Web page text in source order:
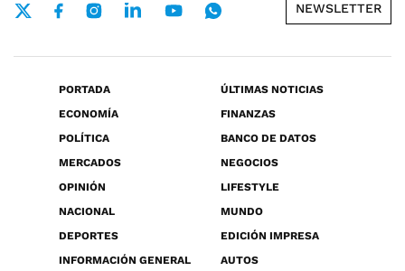
NEWSLETTER
PORTADA
ÚLTIMAS NOTICIAS
ECONOMÍA
FINANZAS
POLÍTICA
BANCO DE DATOS
MERCADOS
NEGOCIOS
OPINIÓN
LIFESTYLE
NACIONAL
MUNDO
DEPORTES
EDICIÓN IMPRESA
INFORMACIÓN GENERAL
AUTOS